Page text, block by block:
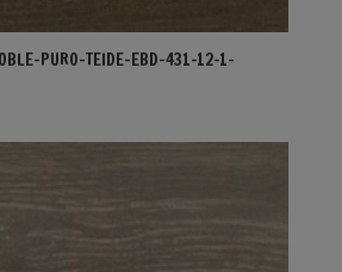
PURO-TEIDE-EBD-431-12-1-